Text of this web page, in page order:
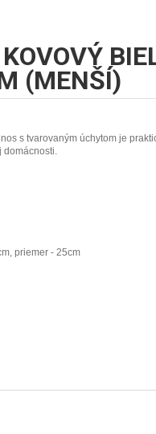
(MENŠÍ)
s tvarovaným úchytom je
domácnosti.
priemer - 25cm